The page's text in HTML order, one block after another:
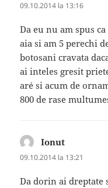
09.10.2014 la 13:16
Da eu nu am spus
aia si am 5 perechi
botosani cravata
ai inteles gresit
aré si acum de
800 de rase
Ionut
09.10.2014 la 13:21
Da dorin ai dreptate